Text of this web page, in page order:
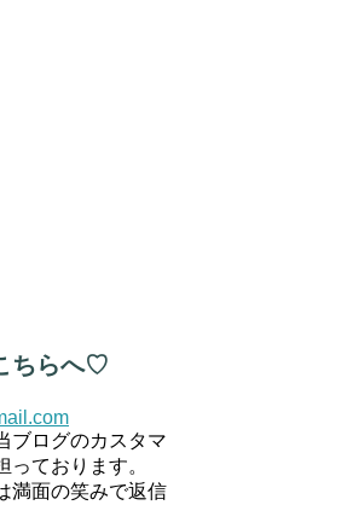
ちらへ♡
ブログのカスタマ
っております。
満面の笑みで返信